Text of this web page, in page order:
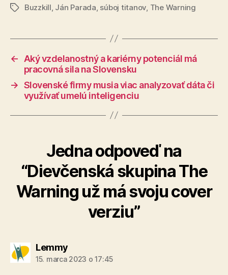
ZnačkyBuzzkill Ján Parada súboj titanov The Warning
←
Aký vzdelanostný a kariérny potenciál má
pracovná sila na Slovensku
→ Slovenské firmy musia viac analyzovať dáta či
využívať umelú inteligenciu
Jedna odpoveď na
“Dievčenská skupina The
Warning už má svoju cover
verziu”
Lemmyhovorí:
15. marca 2023 o 17:45